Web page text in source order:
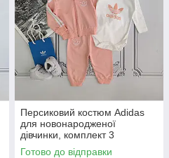
Персиковий костюм Adidas
для новонародженої
дівчинки, комплект 3
предмети
Готово до відправки